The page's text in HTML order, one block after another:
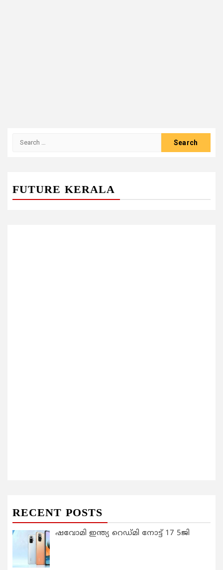
FUTURE KERALA
RECENT POSTS
ഷവോമി ഇന്ത്യ റെഡ്മി നോട്ട് 17 5ജി